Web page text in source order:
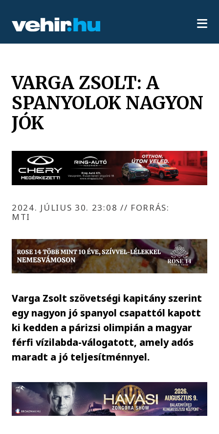
VARGA ZSOLT: A
SPANYOLOK NAGYON
JÓK
2024. JÚLIUS 30. 23:08 // FORRÁS:
MTI
Varga Zsolt szövetségi kapitány szerint
egy nagyon jó spanyol csapattól kapott
ki kedden a párizsi olimpián a magyar
férfi vízilabda-válogatott, amely adós
maradt a jó teljesítménnyel.